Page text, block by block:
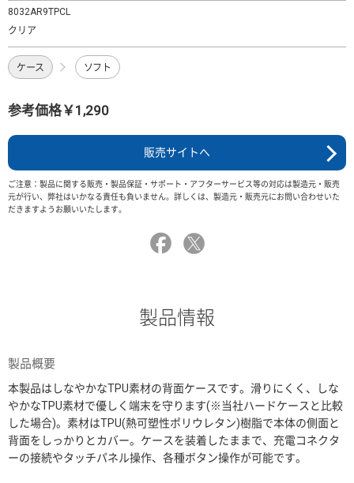
8032AR9TPCL
クリア
ケース ソフト
参考価格￥1,290
販売サイトへ
ご注意：製品に関する販売・製品保証・サポート・アフターサービス等の対応は製造元・販売
元が行い、弊社はいかなる責任も負いません。詳しくは、製造元・販売元にお問い合わせいた
だきますようお願いいたします。
製品情報
製品概要
本製品はしなやかなTPU素材の背面ケースです。滑りにくく、しな
やかなTPU素材で優しく端末を守ります(※当社ハードケースと比較
した場合)。素材はTPU(熱可塑性ポリウレタン)樹脂で本体の側面と
背面をしっかりとカバー。ケースを装着したままで、充電コネクタ
ーの接続やタッチパネル操作、各種ボタン操作が可能です。